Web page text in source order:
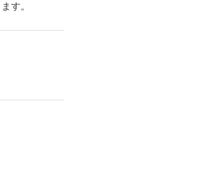
す。